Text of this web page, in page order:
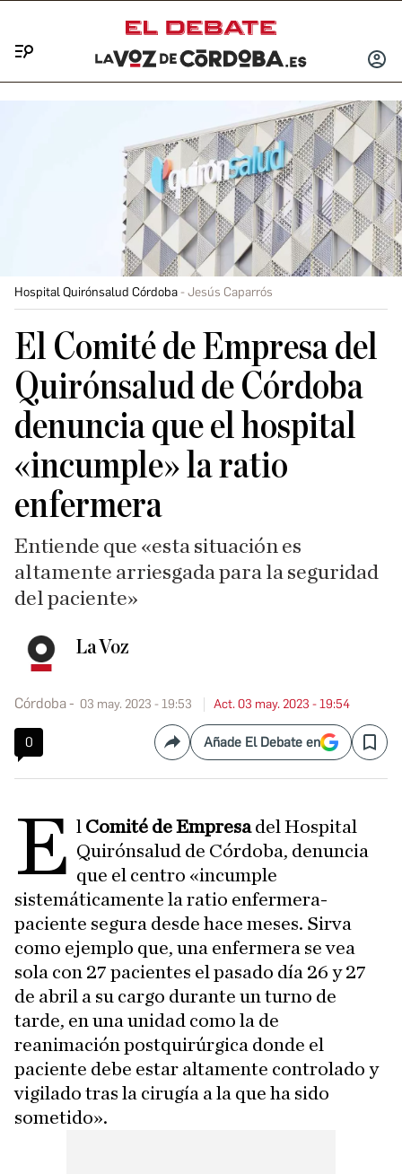
INICIAR
Hospital Quirónsalud Córdoba Jesús Caparrós
El Comité de Empresa del
Quirónsalud de Córdoba
denuncia que el hospital
«incumple» la ratio
enfermera
Entiende que «esta situación es
altamente arriesgada para la seguridad
del paciente»
La Voz
Córdoba 03 may. 2023 - 19:53 Act. 03 may. 2023 - 19:54
0 CompartirAñade El Debate en Save
E l Comité de Empresadel Hospital
Quirónsalud de Córdoba, denuncia
que el centro «incumple
sistemáticamente la ratio enfermera-
paciente segura desde hace meses. Sirva
como ejemplo que, una enfermera se vea
sola con 27 pacientes el pasado día 26 y 27
de abril a su cargo durante un turno de
tarde, en una unidad como la de
reanimación postquirúrgica donde el
paciente debe estar altamente controlado y
vigilado tras la cirugía a la que ha sido
sometido».